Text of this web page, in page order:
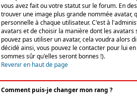
vous avez fait ou votre statut sur le forum. En
trouver une image plus grande nommée avatar,
personnelle à chaque utilisateur. C'est à
avatars et de choisir la manière dont les avatars
pouvez pas utiliser un avatar, cela voudra alors
décidé ainsi, vous pouvez le contacter pour lui
sommes sûr qu'elles seront bonnes !).
Revenir en haut de page
Comment puis-je changer mon rang ?